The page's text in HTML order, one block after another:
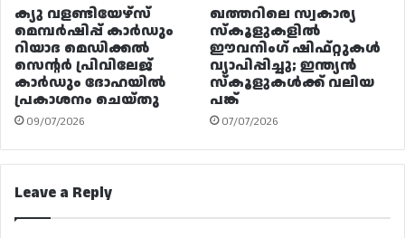
ക്യു വളണ്ടിയേഴ്‌സ്
മെമ്പർഷിപ്പ് കാർഡും
റിയാദ മെഡിക്കൽ
സെന്റർ പ്രിവിലേജ്
കാർഡും ദോഹയിൽ
പ്രകാശനം ചെയ്തു
09/07/2026
ഖത്തറിലെ സ്വകാര്യ
സ്കൂളുകളിൽ
ഈവനിംഗ് ഷിഫ്റ്റുകൾ
വ്യാപിപ്പിച്ചു; ഇന്ത്യൻ
സ്കൂളുകൾക്ക് വലിയ
പങ്ക്
07/07/2026
Leave a Reply